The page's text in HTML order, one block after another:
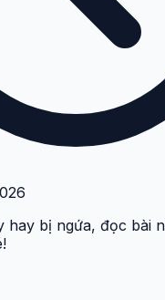
hay bị ngứa, đọc bài